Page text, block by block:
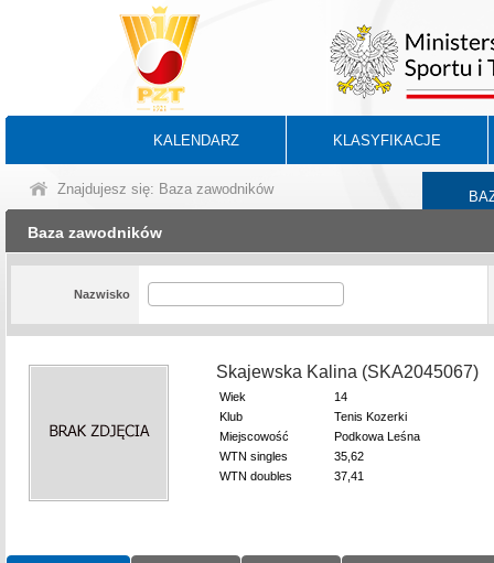
KALENDARZ KLASYFIKACJE
Znajdujesz się: Baza zawodników
Baza zawodników
Nazwisko
Skajewska Kalina (SKA2045067)
Wiek
14
Klub
Tenis Kozerki
Miejscowość
Podkowa Leśna
WTN singles
35,62
WTN doubles
37,41